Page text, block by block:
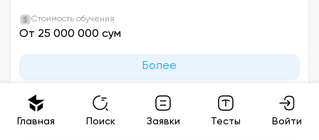
Стоимость обучения
От 25 000 000 сум
Более
ПЕДАГОГИКА (2+2) УНИВЕРСИТЕТ
Главная Поиск Заявки Тесты Войти